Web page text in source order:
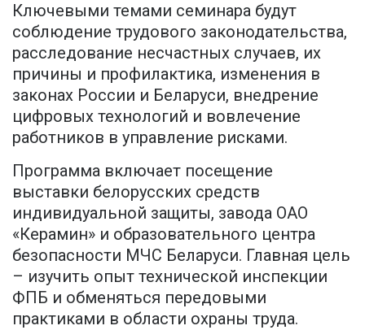
Ключевыми темами семинара будут
соблюдение трудового законодательства,
расследование несчастных случаев, их
причины и профилактика, изменения в
законах России и Беларуси, внедрение
цифровых технологий и вовлечение
работников в управление рисками.
Программа включает посещение
выставки белорусских средств
индивидуальной защиты, завода ОАО
«Керамин» и образовательного центра
безопасности МЧС Беларуси. Главная цель
– изучить опыт технической инспекции
ФПБ и обменяться передовыми
практиками в области охраны труда.